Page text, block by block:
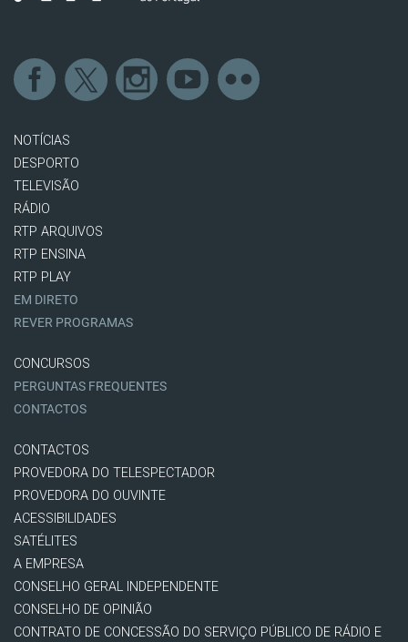
NOTÍCIAS
DESPORTO
TELEVISÃO
RÁDIO
RTP ARQUIVOS
RTP ENSINA
RTP PLAY
EM DIRETO
REVER PROGRAMAS
CONCURSOS
PERGUNTAS FREQUENTES
CONTACTOS
CONTACTOS
PROVEDORA DO TELESPECTADOR
PROVEDORA DO OUVINTE
ACESSIBILIDADES
SATÉLITES
A EMPRESA
CONSELHO GERAL INDEPENDENTE
CONSELHO DE OPINIÃO
CONTRATO DE CONCESSÃO DO SERVIÇO PÚBLICO DE RÁDIO E